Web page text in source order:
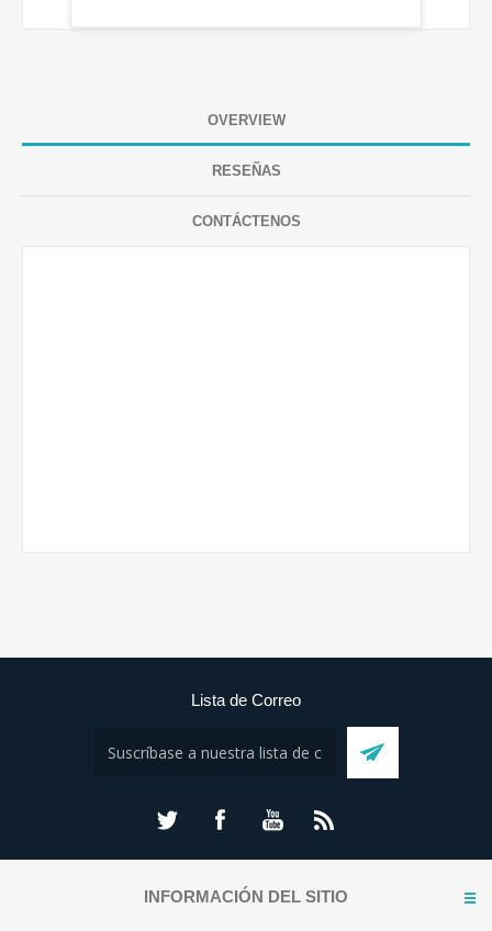
OVERVIEW
RESEÑAS
CONTÁCTENOS
Lista de Correo
INFORMACIÓN DEL SITIO